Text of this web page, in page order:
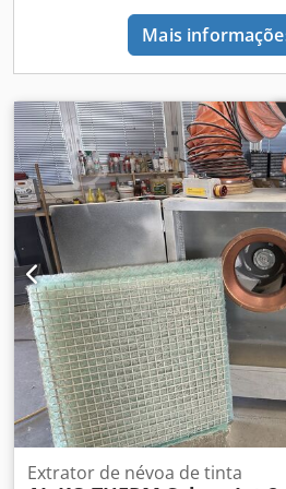
muitos casos, é possível o
recirculação - Necessidade
design compacto Codpfxswwryqe
instalação interna e externa -
através de painéis pintados a pó -
compatível com ATEX - Amplo
diversas opções para
equipamento - Elegível para apoio
conforme o Módulo 4
conduzido para o exterior por
flexíveis. Aplicações: Cjdjwv T R
pintura a úmido em oficinas,
ATEX Vantagens: - Ambientes de
graças à elevada capacidade de
filtragem eficiente - Uso flexível
Econômico e potente, podendo
casos, uma cabine de pintura
garantida por certificação para
potencialmente explosivas (Zona 2
individualizado por meio de ampla
Mais
Extrator de névoa de tinta